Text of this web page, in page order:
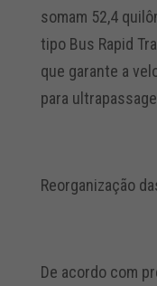
somam 52,4
tipo Bus Rapid
que garante a
para
Reorganização
De acordo com